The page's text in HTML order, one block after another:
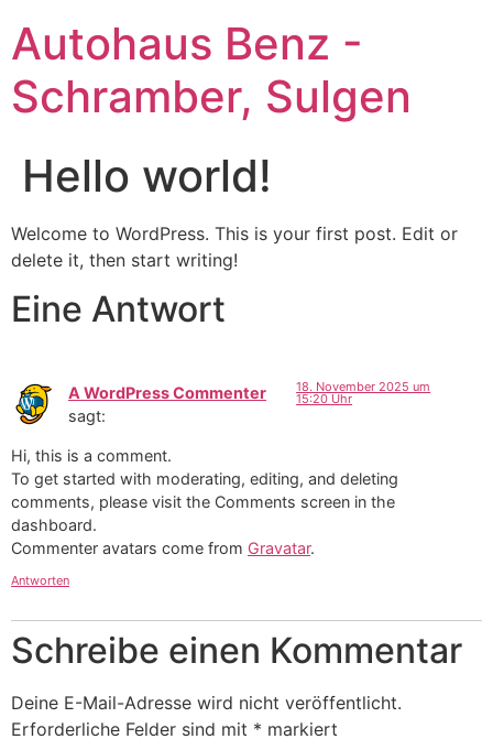
Inhalt
springen
Autohaus Benz -
Schramber, Sulgen
Hello world!
Welcome to WordPress. This is your first post. Edit or
delete it, then start writing!
Eine Antwort
A WordPress Commenter
sagt:
18. November 2025 um
15:20 Uhr
Hi, this is a comment.
To get started with moderating, editing, and deleting
comments, please visit the Comments screen in the
dashboard.
Commenter avatars come from Gravatar.
Antworten
Schreibe einen Kommentar
Deine E-Mail-Adresse wird nicht veröffentlicht.
Erforderliche Felder sind mit * markiert